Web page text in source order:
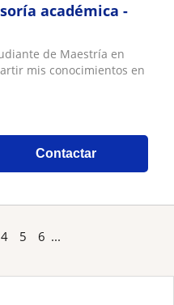
académica -
de Maestría en
mis conocimientos en
Contactar
4 5 6 ...